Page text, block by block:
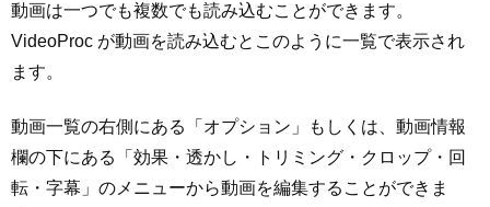
動画は一つでも複数でも読み込むことができます。
VideoProc が動画を読み込むとこのように一覧で表示され
ます。
動画一覧の右側にある「オプション」もしくは、動画情報
欄の下にある「効果・透かし・トリミング・クロップ・回
転・字幕」のメニューから動画を編集することができま